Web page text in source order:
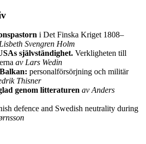
i Det Finska Kriget 1808–
Svengren Holm
självständighet. Verkligheten till
av Lars Wedin
personalförsörjning och militär
Thisner
genom litteraturen av Anders
defence and Swedish neutrality during